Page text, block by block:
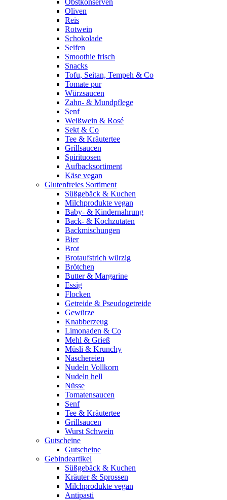
Obstkonserven
Oliven
Reis
Rotwein
Schokolade
Seifen
Smoothie frisch
Snacks
Tofu, Seitan, Tempeh & Co
Tomate pur
Würzsaucen
Zahn- & Mundpflege
Senf
Weißwein & Rosé
Sekt & Co
Tee & Kräutertee
Grillsaucen
Spirituosen
Aufbacksortiment
Käse vegan
Glutenfreies Sortiment
Süßgebäck & Kuchen
Milchprodukte vegan
Baby- & Kindernahrung
Back- & Kochzutaten
Backmischungen
Bier
Brot
Brotaufstrich würzig
Brötchen
Butter & Margarine
Essig
Flocken
Getreide & Pseudogetreide
Gewürze
Knabberzeug
Limonaden & Co
Mehl & Grieß
Müsli & Krunchy
Naschereien
Nudeln Vollkorn
Nudeln hell
Nüsse
Tomatensaucen
Senf
Tee & Kräutertee
Grillsaucen
Wurst Schwein
Gutscheine
Gutscheine
Gebindeartikel
Süßgebäck & Kuchen
Kräuter & Sprossen
Milchprodukte vegan
Antipasti